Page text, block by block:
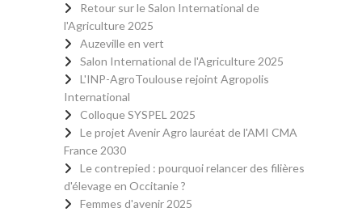
Retour sur le Salon International de
l'Agriculture 2025
Auzeville en vert
Salon International de l'Agriculture 2025
L'INP-AgroToulouse rejoint Agropolis
International
Colloque SYSPEL 2025
Le projet Avenir Agro lauréat de l'AMI CMA
France 2030
Le contrepied : pourquoi relancer des filières
d'élevage en Occitanie ?
Femmes d'avenir 2025